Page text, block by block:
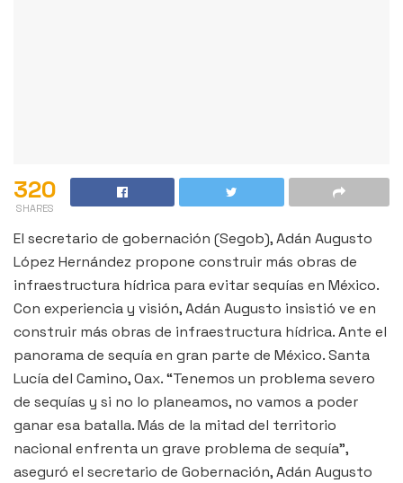
320
SHARES
El secretario de gobernación (Segob), Adán Augusto
López Hernández propone construir más obras de
infraestructura hídrica para evitar sequías en México.
Con experiencia y visión, Adán Augusto insistió ve en
construir más obras de infraestructura hídrica. Ante el
panorama de sequía en gran parte de México. Santa
Lucía del Camino, Oax. “Tenemos un problema severo
de sequías y si no lo planeamos, no vamos a poder
ganar esa batalla. Más de la mitad del territorio
nacional enfrenta un grave problema de sequía”,
aseguró el secretario de Gobernación, Adán Augusto